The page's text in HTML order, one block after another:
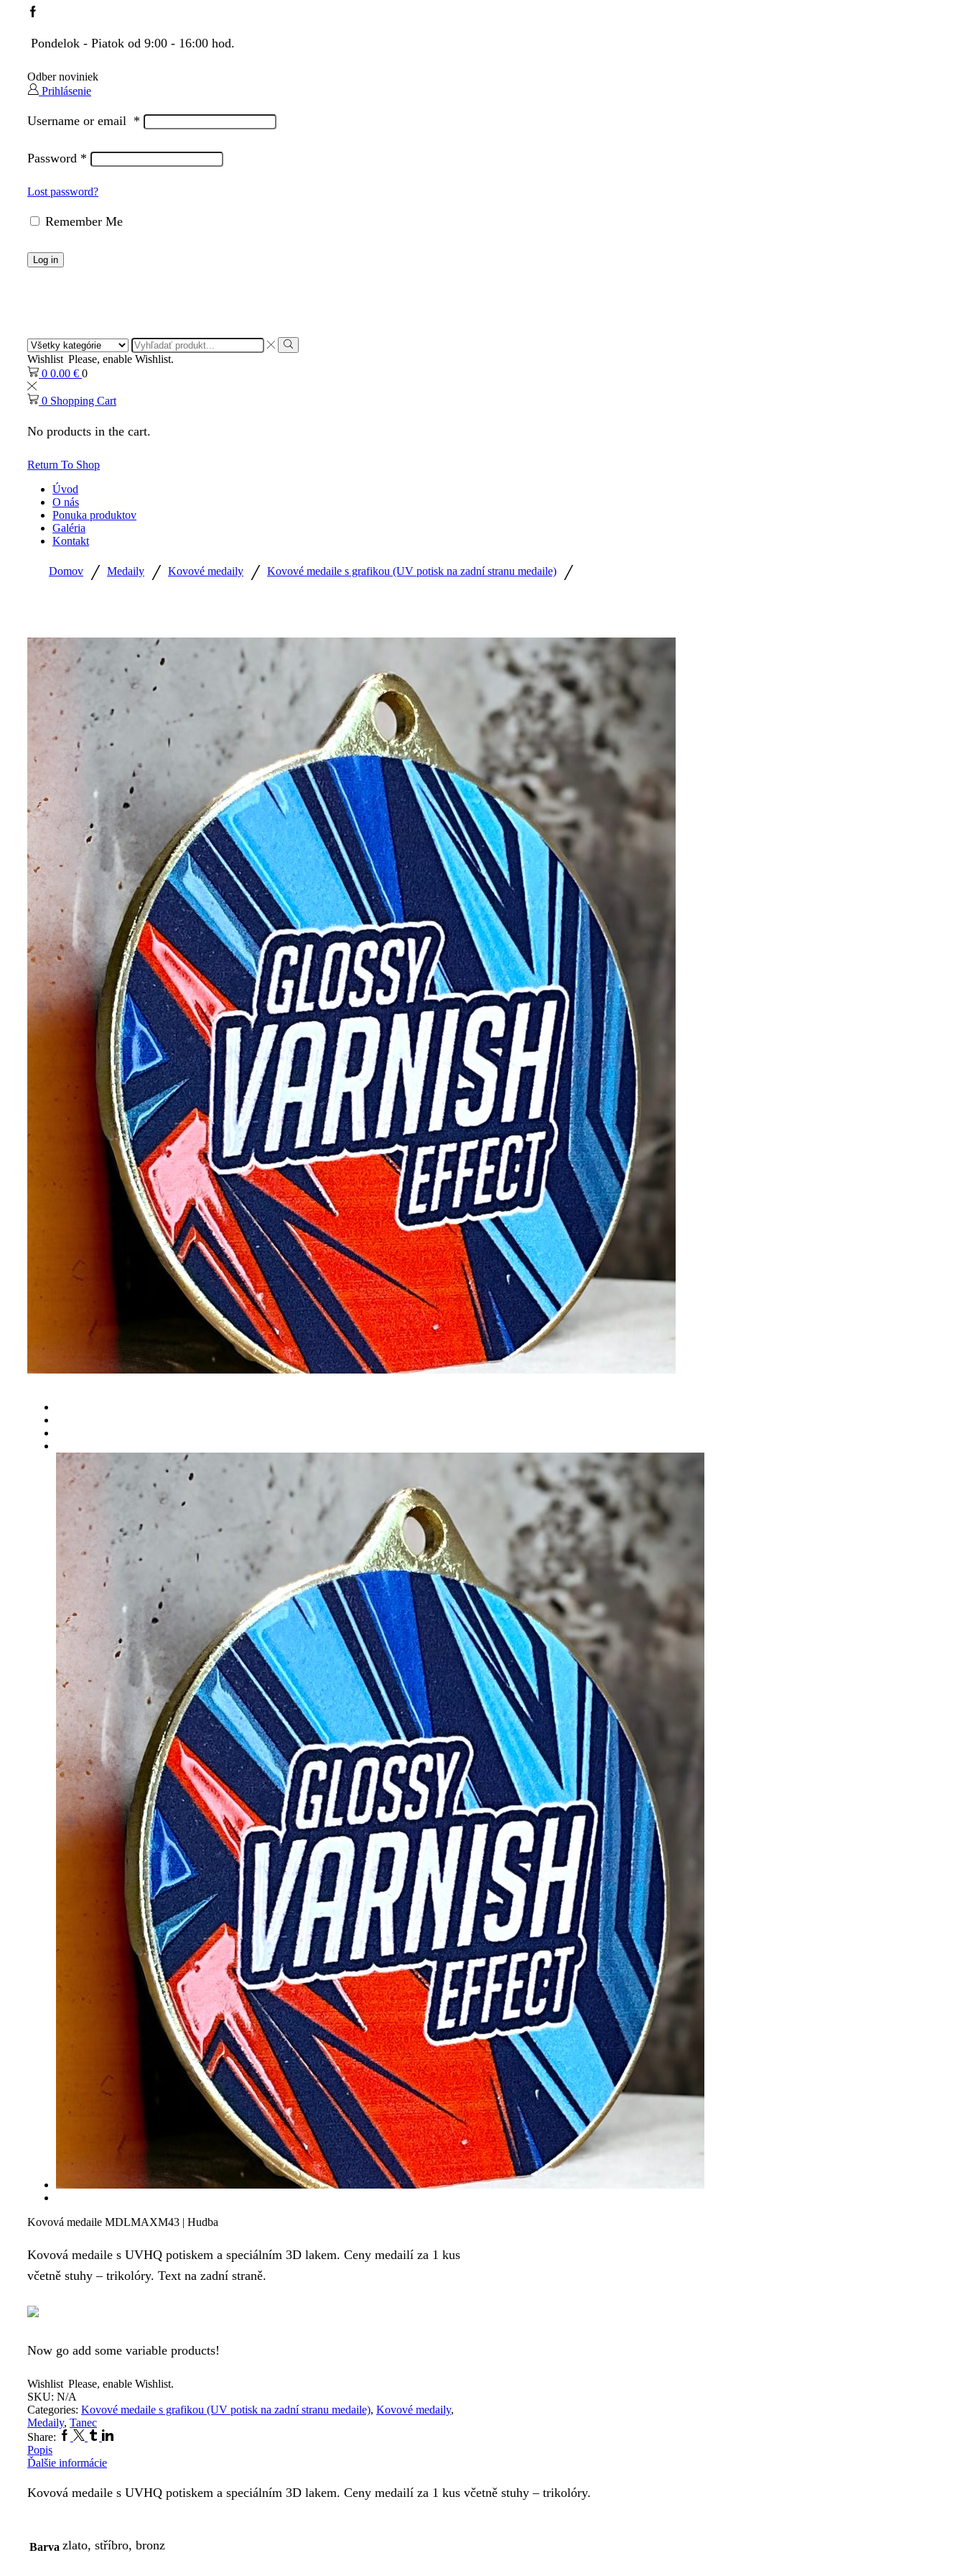
Facebook
Pondelok - Piatok od 9:00 - 16:00 hod.
Odber noviniek
Prihlásenie
Username or email *
Password *
Lost password?
Remember Me
Log in
Search
input
Search
Wishlist Please, enable Wishlist.
0 0.00 € 0
0 Shopping Cart
No products in the cart.
Return To Shop
Úvod
O nás
Ponuka produktov
Galéria
Kontakt
Domov / Medaily / Kovové medaily / Kovové medaile s grafikou (UV potisk na zadní stranu medaile) /
Kovová medaile MDLMAXM43 | Hudba
Kovová medaile s UVHQ potiskem a speciálním 3D lakem. Ceny medailí za 1 kus
včetně stuhy – trikolóry. Text na zadní straně.
Now go add some variable products!
Wishlist Please, enable Wishlist.
SKU: N/A
Categories: Kovové medaile s grafikou (UV potisk na zadní stranu medaile), Kovové medaily,
Medaily, Tanec
Share: Facebook
Twitter
TumblrLinkedin
Popis
Ďalšie informácie
Kovová medaile s UVHQ potiskem a speciálním 3D lakem. Ceny medailí za 1 kus včetně stuhy – trikolóry.
Barva zlato, stříbro, bronz